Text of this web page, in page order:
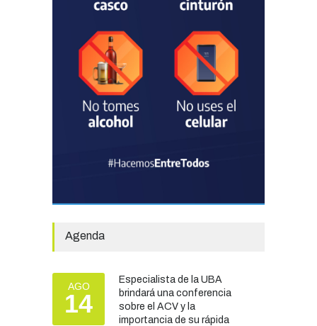
Las vacaciones de invierno
ocupación turística, aunque
el sector mantiene la
preocupación por la crisis
TURISMO 03/08/2026
estación
prevención ante eventos
calefacción para el reinicio
de las clases tras una obra
de emergencia financiada
por la Municipalidad
Agenda
AGO
14
Especialista de la UBA
brindará una conferencia
sobre el ACV y la
importancia de su rápida